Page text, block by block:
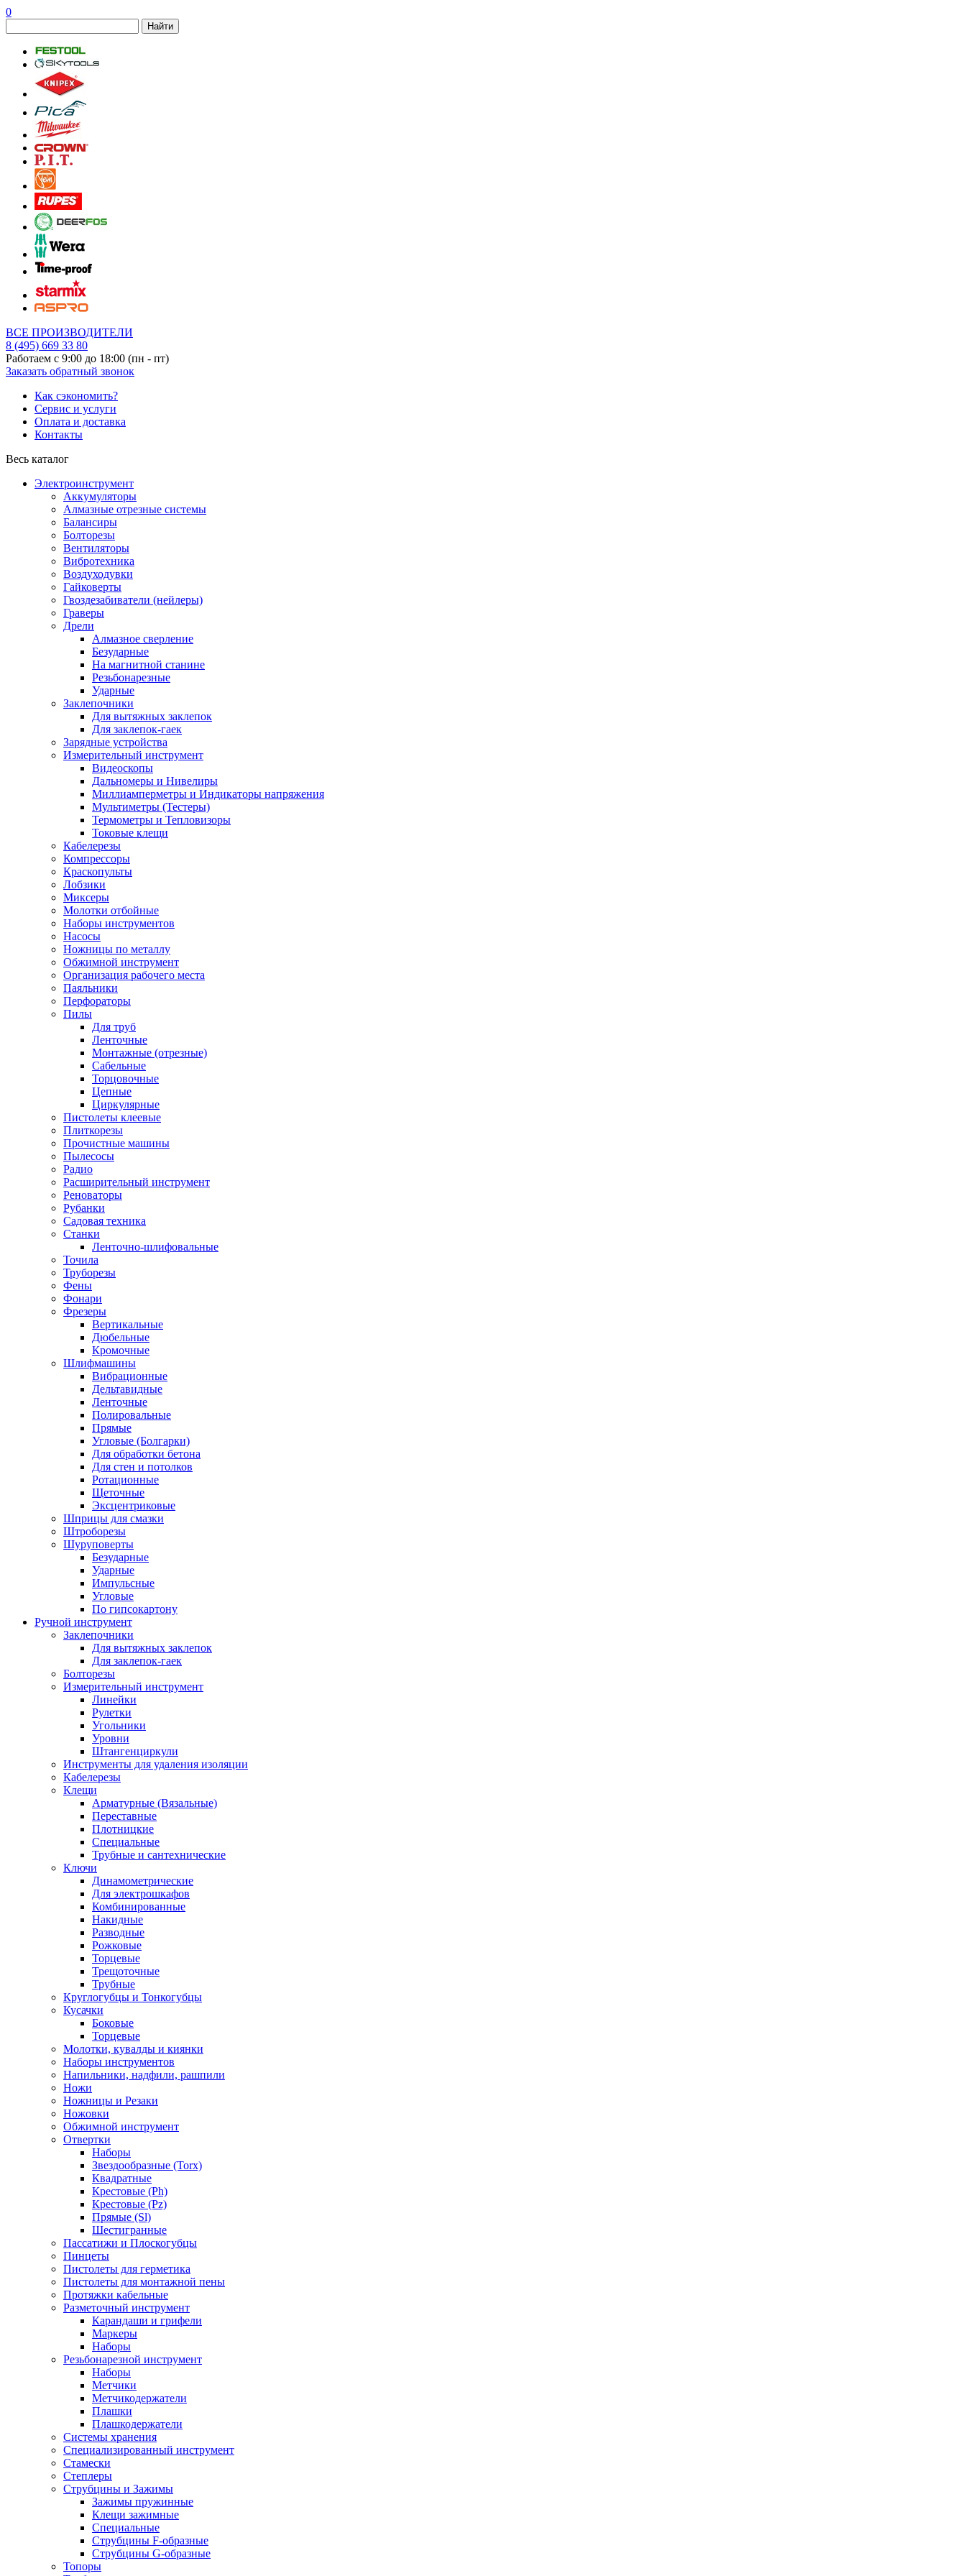
0
Найти
ВСЕ ПРОИЗВОДИТЕЛИ
8 (495) 669 33 80
Работаем с 9:00 до 18:00 (пн - пт)
Заказать обратный звонок
Как сэкономить?
Сервис и услуги
Оплата и доставка
Контакты
Весь каталог
Электроинструмент
Аккумуляторы
Алмазные отрезные системы
Балансиры
Болторезы
Вентиляторы
Вибротехника
Воздуходувки
Гайковерты
Гвоздезабиватели (нейлеры)
Граверы
Дрели
Алмазное сверление
Безударные
На магнитной станине
Резьбонарезные
Ударные
Заклепочники
Для вытяжных заклепок
Для заклепок-гаек
Зарядные устройства
Измерительный инструмент
Видеоскопы
Дальномеры и Нивелиры
Миллиамперметры и Индикаторы напряжения
Мультиметры (Тестеры)
Термометры и Тепловизоры
Токовые клещи
Кабелерезы
Компрессоры
Краскопульты
Лобзики
Миксеры
Молотки отбойные
Наборы инструментов
Насосы
Ножницы по металлу
Обжимной инструмент
Организация рабочего места
Паяльники
Перфораторы
Пилы
Для труб
Ленточные
Монтажные (отрезные)
Сабельные
Торцовочные
Цепные
Циркулярные
Пистолеты клеевые
Плиткорезы
Прочистные машины
Пылесосы
Радио
Расширительный инструмент
Реноваторы
Рубанки
Садовая техника
Станки
Ленточно-шлифовальные
Точила
Труборезы
Фены
Фонари
Фрезеры
Вертикальные
Дюбельные
Кромочные
Шлифмашины
Вибрационные
Дельтавидные
Ленточные
Полировальные
Прямые
Угловые (Болгарки)
Для обработки бетона
Для стен и потолков
Ротационные
Щеточные
Эксцентриковые
Шприцы для смазки
Штроборезы
Шуруповерты
Безударные
Ударные
Импульсные
Угловые
По гипсокартону
Ручной инструмент
Заклепочники
Для вытяжных заклепок
Для заклепок-гаек
Болторезы
Измерительный инструмент
Линейки
Рулетки
Угольники
Уровни
Штангенциркули
Инструменты для удаления изоляции
Кабелерезы
Клещи
Арматурные (Вязальные)
Переставные
Плотницкие
Специальные
Трубные и сантехнические
Ключи
Динамометрические
Для электрошкафов
Комбинированные
Накидные
Разводные
Рожковые
Торцевые
Трещоточные
Трубные
Круглогубцы и Тонкогубцы
Кусачки
Боковые
Торцевые
Молотки, кувалды и киянки
Наборы инструментов
Напильники, надфили, рашпили
Ножи
Ножницы и Резаки
Ножовки
Обжимной инструмент
Отвертки
Наборы
Звездообразные (Torx)
Квадратные
Крестовые (Ph)
Крестовые (Pz)
Прямые (Sl)
Шестигранные
Пассатижи и Плоскогубцы
Пинцеты
Пистолеты для герметика
Пистолеты для монтажной пены
Протяжки кабельные
Разметочный инструмент
Карандаши и грифели
Маркеры
Наборы
Резьбонарезной инструмент
Наборы
Метчики
Метчикодержатели
Плашки
Плашкодержатели
Системы хранения
Специализированный инструмент
Стамески
Степлеры
Струбцины и Зажимы
Зажимы пружинные
Клещи зажимные
Специальные
Струбцины F-образные
Струбцины G-образные
Топоры